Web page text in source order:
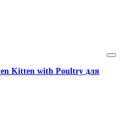
Kitten with Poultry для